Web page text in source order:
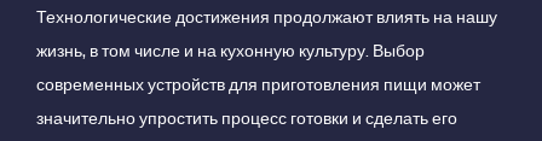
Технологические достижения продолжают влиять на нашу
жизнь, в том числе и на кухонную культуру. Выбор
современных устройств для приготовления пищи может
значительно упростить процесс готовки и сделать его